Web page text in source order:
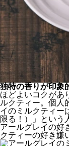
独特の香りが印象
ほどよいコクがあ
ルクティー。個人
イのミルクティー
限る！）」という
アールグレイの好
クティーの好き嫌